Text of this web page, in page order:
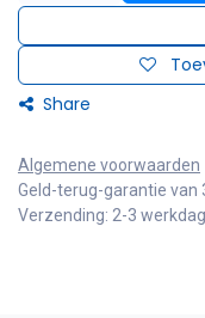
Share
Algemene voorwaarden
Geld-terug-garantie van
Verzending: 2-3